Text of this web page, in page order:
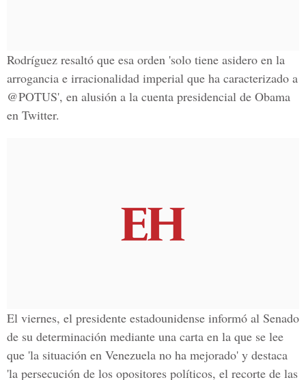
Rodríguez resaltó que esa orden 'solo tiene asidero en la
arrogancia e irracionalidad imperial que ha caracterizado a
@POTUS', en alusión a la cuenta presidencial de Obama
en Twitter.
El viernes, el presidente estadounidense informó al Senado
de su determinación mediante una carta en la que se lee
que 'la situación en Venezuela no ha mejorado' y destaca
'la persecución de los opositores políticos, el recorte de las